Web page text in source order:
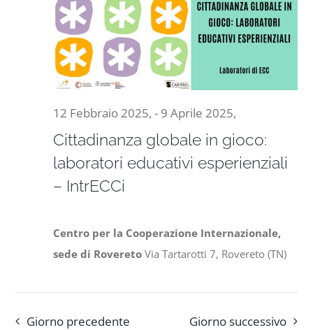
Progetti
In rete con
Chi siamo
Marzo
2025,
Cittadinanza globale in gioco:
laboratori educativi esperienziali
– IntrECCi
12 Febbraio 2025, - 9 Aprile 2025,
Centro per la Cooperazione Internazionale,
sede di RoveretoVia Tartarotti 7, Rovereto (TN)
Giorno precedente Giorno successivo